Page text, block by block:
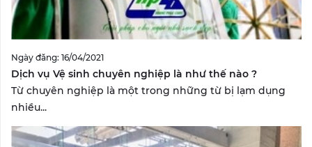
Ngày đăng: 16/04/2021
Dịch vụ Vệ sinh chuyên nghiệp là như thế nào ?
Từ chuyên nghiệp là một trong những từ bị lạm dụng
nhiều...